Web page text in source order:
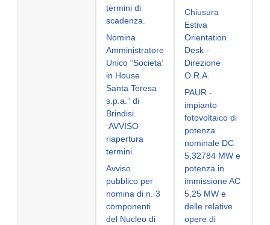
termini di
scadenza.
Nomina
Amministratore
Unico “Societa’
in House
Santa Teresa
s.p.a.” di
Brindisi.
AVVISO
riapertura
termini.
Avviso
pubblico per
nomina di n. 3
componenti
del Nucleo di
Chiusura
Estiva
Orientation
Desk -
Direzione
O.R.A.
PAUR -
impianto
fotovoltaico di
potenza
nominale DC
5,32784 MW e
potenza in
immissione AC
5,25 MW e
delle relative
opere di